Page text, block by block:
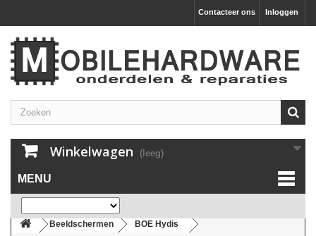
Inloggen
Contacteer ons
Winkelwagen (leeg)
MENU
Beeldschermen
BOE Hydis